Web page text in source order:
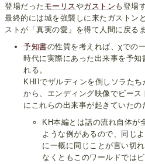
登場だった モーリスやガストン も登場
最終的には城を強襲しに来たガストン
ストが「真実の愛」を得て人間に戻る
予知書の性質を考えれば、χでの
時代に実際にあった出来事を予
れる。
KHIIでザルディンを倒しソラた
から、エンディング映像でビー
にこれらの出来事が起きていたの
KH本編とは話の流れ自体が
ような例があるので、同じ
に一概に同じことが言い切
なくともこのワールドでは